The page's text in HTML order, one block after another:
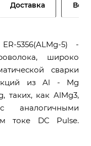
Доставка
5356(ALMg-5) -
широко
сварки
из Al - Mg
таких, как AlMg3,
токе DC Pulse.